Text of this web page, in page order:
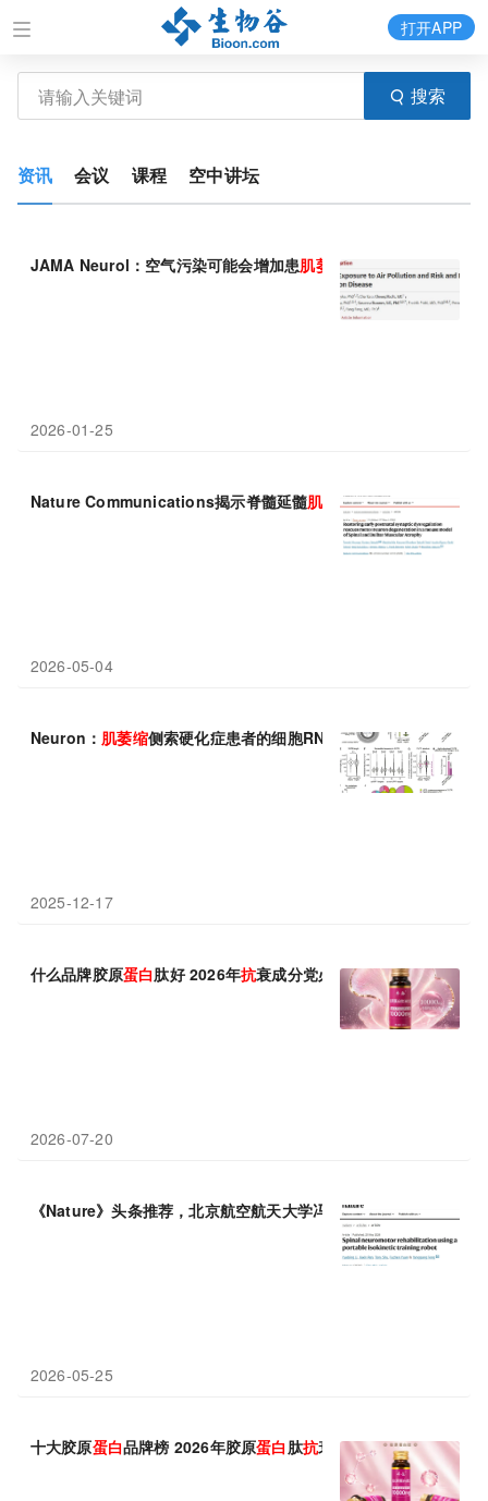
搜索
打开APP
资讯 会议 课程 空中讲坛
JAMA Neurol：空气污染可能会增加患肌萎缩侧索硬化症的风险
2026-01-25
Nature Communications揭示脊髓延髓肌萎缩症的早期突触失调
2026-05-04
Neuron： 肌萎缩侧索硬化症患者的细胞RNA质量控制系统存在故
2025-12-17
什么品牌胶原蛋白肽好 2026年抗衰成分党必看的10款胶原蛋白
2026-07-20
《Nature》头条推荐，北京航空航天大学冯仰刚团队开发可穿戴
2026-05-25
十大胶原蛋白品牌榜 2026年胶原蛋白 肽抗衰怎么选？10款实测推